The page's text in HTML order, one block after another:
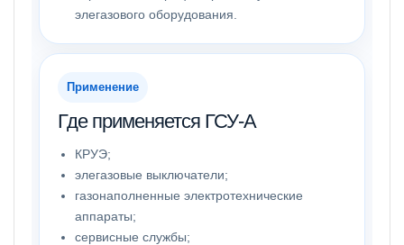
элегазового оборудования.
Применение
Где применяется ГСУ-А
КРУЭ;
элегазовые выключатели;
газонаполненные электротехнические
аппараты;
сервисные службы;